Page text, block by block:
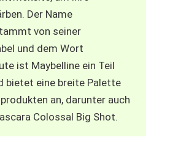
Der Name
von seiner
und dem Wort
ist Maybelline ein Teil
bietet eine breite Palette
an, darunter auch
Colossal Big Shot.